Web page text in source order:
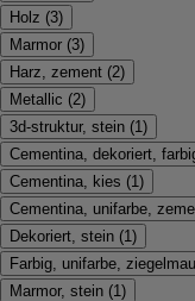
Holz (3)
Marmor (3)
Harz, zement (2)
Metallic (2)
3d-struktur, stein (1 )
Cementina, dekoriert,
Cementina, kies (1 )
Cementina, unifarbe,
Dekoriert, stein (1 )
Farbig, unifarbe,
Marmor, stein (1 )